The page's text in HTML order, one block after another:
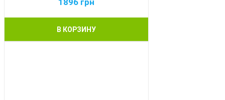
1896 грн
В КОРЗИНУ